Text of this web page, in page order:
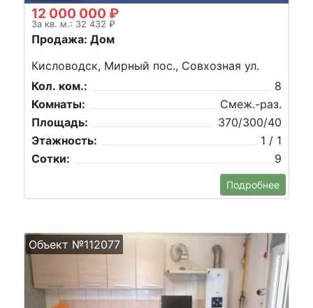
12 000 000 ₽
За кв. м.: 32 432 ₽
Продажа: Дом
Кисловодск, Мирный пос., Совхозная ул.
Кол. ком.:
8
Комнаты:
Смеж.-раз.
Площадь:
370/300/40
Этажность:
1 / 1
Сотки:
9
Подробнее
Объект №112077